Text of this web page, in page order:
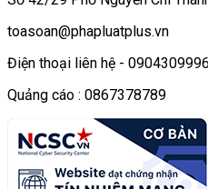
toasoan@phapluatplus.vn
Điện thoại liên hệ - 0904309996
Quảng cáo : 0867378789